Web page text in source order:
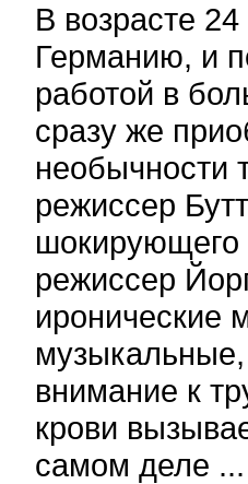
В возрасте
Германию, и
работой в
сразу же
необычности
режиссер
шокирующего
режиссер
иронические
музыкальные,
внимание к
крови
самом деле